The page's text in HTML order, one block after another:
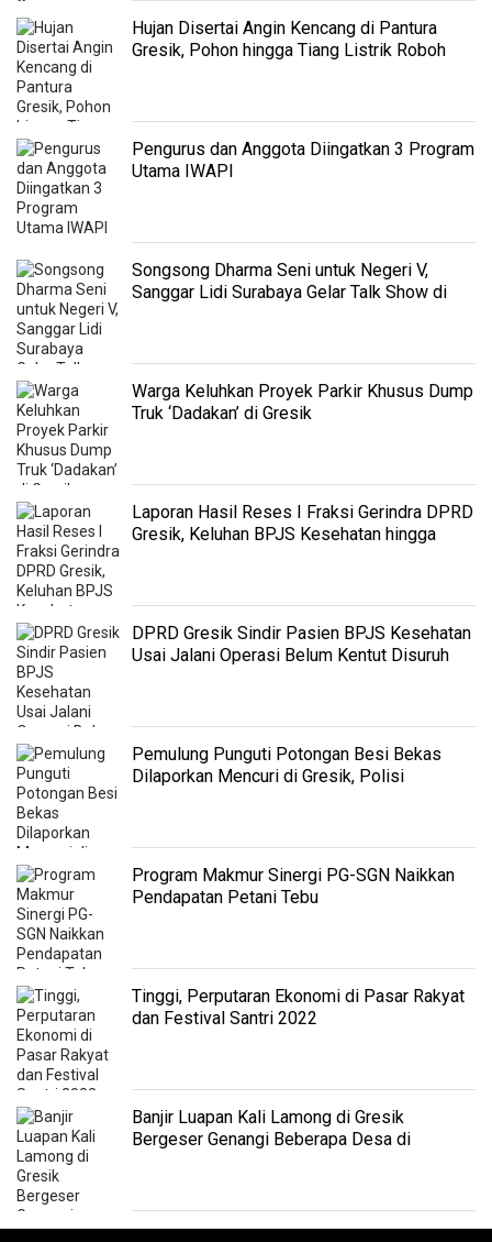
Hujan Disertai Angin Kencang di Pantura
Gresik, Pohon hingga Tiang Listrik Roboh
Pengurus dan Anggota Diingatkan 3 Program
Utama IWAPI
Songsong Dharma Seni untuk Negeri V,
Sanggar Lidi Surabaya Gelar Talk Show di
Warga Keluhkan Proyek Parkir Khusus Dump
Truk ‘Dadakan’ di Gresik
Laporan Hasil Reses I Fraksi Gerindra DPRD
Gresik, Keluhan BPJS Kesehatan hingga
DPRD Gresik Sindir Pasien BPJS Kesehatan
Usai Jalani Operasi Belum Kentut Disuruh
Pemulung Punguti Potongan Besi Bekas
Dilaporkan Mencuri di Gresik, Polisi
Program Makmur Sinergi PG-SGN Naikkan
Pendapatan Petani Tebu
Tinggi, Perputaran Ekonomi di Pasar Rakyat
dan Festival Santri 2022
Banjir Luapan Kali Lamong di Gresik
Bergeser Genangi Beberapa Desa di